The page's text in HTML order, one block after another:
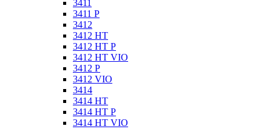
3411
3411 P
3412
3412 HT
3412 HT P
3412 HT VIO
3412 P
3412 VIO
3414
3414 HT
3414 HT P
3414 HT VIO